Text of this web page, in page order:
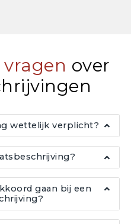
vragen over
wettelijk verplicht?
gaan bij een